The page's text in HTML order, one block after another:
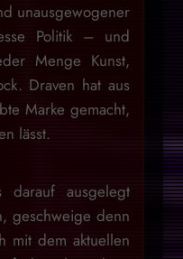
unausgewogener
Politik – und
Menge Kunst,
Draven hat aus
Marke gemacht,
lässt.
ausgelegt
geschweige denn
mit dem aktuellen